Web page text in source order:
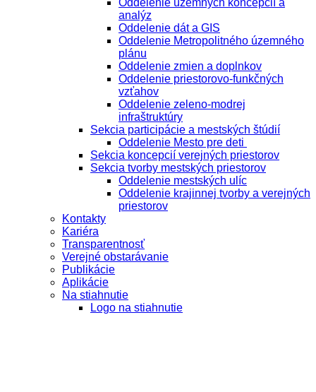
Oddelenie územných koncepcií a
analýz
Oddelenie dát a GIS
Oddelenie Metropolitného územného
plánu
Oddelenie zmien a doplnkov
Oddelenie priestorovo-funkčných
vzťahov
Oddelenie zeleno-modrej
infraštruktúry
Sekcia participácie a mestských štúdií
Oddelenie Mesto pre deti
Sekcia koncepcií verejných priestorov
Sekcia tvorby mestských priestorov
Oddelenie mestských ulíc
Oddelenie krajinnej tvorby a verejných
priestorov
Kontakty
Kariéra
Transparentnosť
Verejné obstarávanie
Publikácie
Aplikácie
Na stiahnutie
Logo na stiahnutie